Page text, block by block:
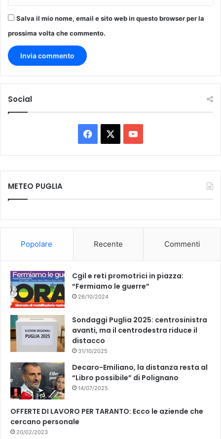
Salva il mio nome, email e sito web in questo browser per la
prossima volta che commento.
Social
Facebook You
Tube
METEO PUGLIA
Popolare Recente Commenti
Cgil e reti promotrici in piazza:
“Fermiamo le guerre”
26/10/2024
Sondaggi Puglia 2025: centrosinistra
avanti, ma il centrodestra riduce il
distacco
31/10/2025
Decaro-Emiliano, la distanza resta al
“Libro possibile” di Polignano
14/07/2025
OFFERTE DI LAVORO PER TARANTO: Ecco le aziende che
cercano personale
20/02/2023